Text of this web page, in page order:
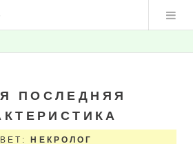
ПОСЛЕДНЯЯ
НЕКРОЛОГ